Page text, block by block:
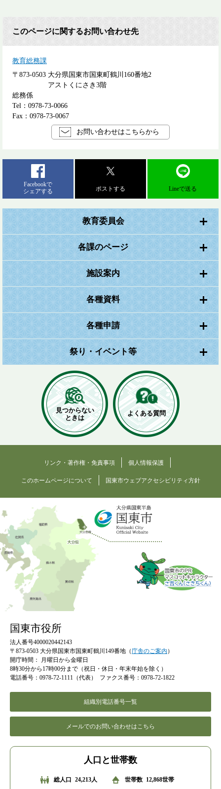
このページに関するお問い合わせ先
教育総務課
〒873-0503 大分県国東市国東町鶴川160番地2
アストくにさき3階
総務係
Tel：0978-73-0066
Fax：0978-73-0067
お問い合わせはこちらから
Facebookで
シェアする
ポストする Lineで送る
教育委員会
各課のページ
施設案内
各種資料
各種申請
祭り・イベント等
見つからない
ときは
よくある質問
リンク・著作権・免責事項 個人情報保護
このホームページについて 国東市ウェブアクセシビリティ方針
国東市役所
法人番号4000020442143
〒873-0503 大分県国東市国東町鶴川149番地（庁舎のご案内 ）
開庁時間：
月曜日から金曜日
8時30分から17時00分まで（祝日・休日・年末年始を除く）
電話番号：0978-72-1111（代表）
ファクス番号：0978-72-1822
組織別電話番号一覧
メールでのお問い合わせはこちら
人口と世帯数
総人口 24,213人 世帯数 12,868世帯